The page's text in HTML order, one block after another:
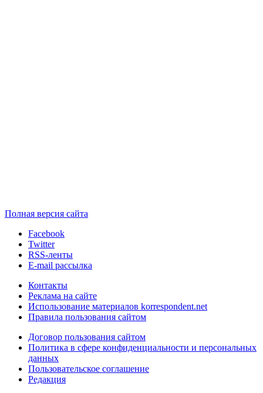
Полная версия сайта
Facebook
Twitter
RSS-ленты
E-mail рассылка
Контакты
Реклама на сайте
Использование материалов korrespondent.net
Правила пользования сайтом
Договор пользования сайтом
Политика в сфере конфиденциальности и персональных
данных
Пользовательское соглашение
Редакция